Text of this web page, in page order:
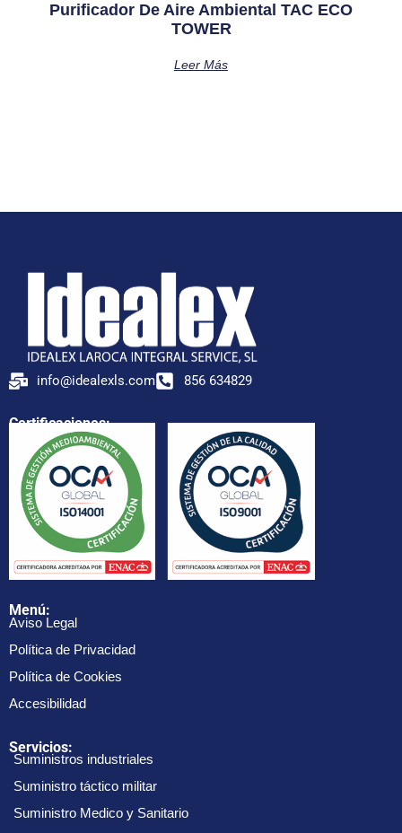
Purificador De Aire Ambiental TAC ECO
TOWER
Leer Más
info@idealexls.com 856 634829
Certificaciones:
Menú:
Aviso Legal
Política de Privacidad
Política de Cookies
Accesibilidad
Servicios:
Suministros industriales
Suministro táctico militar
Suministro Medico y Sanitario